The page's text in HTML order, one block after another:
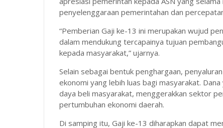
penyelenggaraan pemerintahan dan
“Pemberian Gaji ke-13 ini merupakan wujud
dalam mendukung tercapainya tujuan
kepada masyarakat,” ujarnya.
Selain sebagai bentuk penghargaan,
ekonomi yang lebih luas bagi masyarakat.
daya beli masyarakat, menggerakkan sektor
pertumbuhan ekonomi daerah.
Di samping itu, Gaji ke-13 diharapkan dapat